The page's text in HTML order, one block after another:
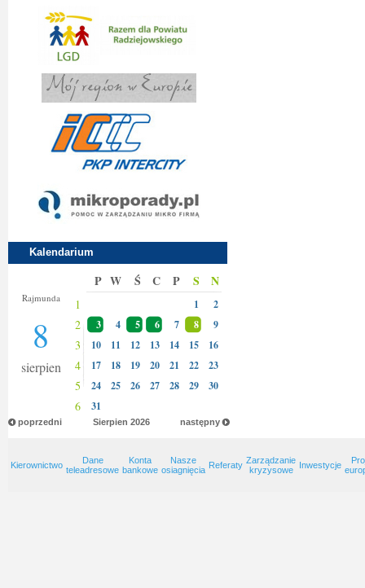
Kalendarium
Rajmunda
8
sierpien
P W Ś C P S N
1 1 2
2 3 4 5 6 7 8 9
3 10 11 12 13 14 15 16
4 17 18 19 20 21 22 23
5 24 25 26 27 28 29 30
6 31
poprzedni następny
Sierpien 2026
Kierownictwo
Dane
teleadresowe
Konta
bankowe
Nasze
osiagnięcia Referaty Zarządzanie
kryzysowe
Inwestycje